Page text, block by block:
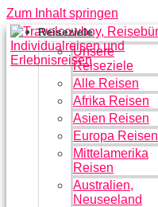
Zum Inhalt springen
Reiseziele
Unsere
Reiseziele
Alle Reisen
Afrika Reisen
Asien Reisen
Europa Reisen
Mittelamerika
Reisen
Australien,
Neuseeland